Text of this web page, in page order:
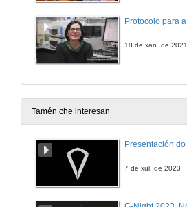
18 de xan. de 2021
Tamén che interesan
7 de xul. de 2023